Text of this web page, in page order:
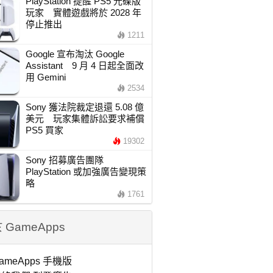
玩家 實體遊戲將於 2028 年
停止推出
1211
Google 宣布淘汰 Google
Assistant 9 月 4 日起全面改
用 Gemini
2534
Sony 獲法院裁定退還 5.08 億
美元 玩家集體訴訟要求補償
PS5 買家
19302
Sony 招募廣告團隊
PlayStation 或加強廣告變現策
略
1761
GameApps
手機版